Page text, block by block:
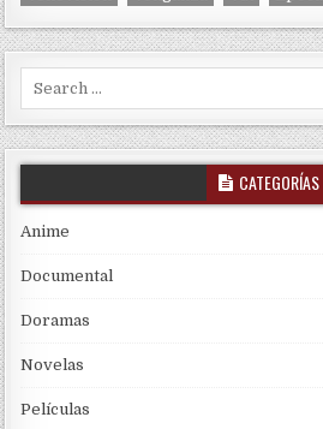
CATEGORÍAS
Anime
Documental
Doramas
Novelas
Películas